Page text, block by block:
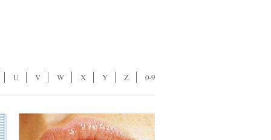
U V W X Y Z 0-9